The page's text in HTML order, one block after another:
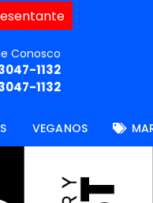
Conosco
1132
1132
VEGANOS